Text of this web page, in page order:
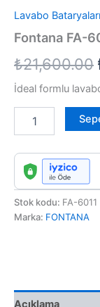
Lavabo Bataryaları
Fontana FA-
₺21,600.00
İdeal formlu
Lavabo
Bataryası
adet
Stok kodu: FA-6011
Marka: FONTANA
Açıklama